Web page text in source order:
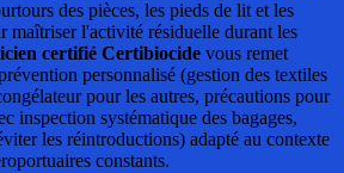
des pièces, les pieds de lit et les
maîtriser l'activité résiduelle durant les
certifié Certibiocide vous remet
personnalisé (gestion des textiles
pour les autres, précautions pour
inspection systématique des bagages,
les réintroductions) adapté au contexte
constants.